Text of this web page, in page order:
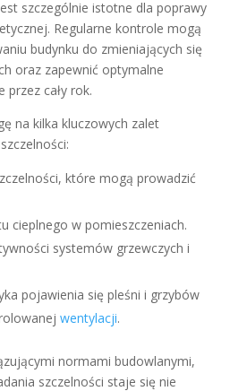
szczególnie istotne dla poprawy
Regularne kontrole mogą
budynku do zmieniających się
oraz zapewnić optymalne
przez cały rok.
na kilka kluczowych zalet
które mogą prowadzić
cieplnego w pomieszczeniach.
systemów grzewczych i
pojawienia się pleśni i grzybów
wentylacji.
normami budowlanymi,
szczelności staje się nie